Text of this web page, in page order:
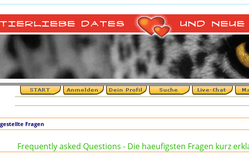
Fragen
Frequently asked Questions - Die haeufigsten Fragen kurz